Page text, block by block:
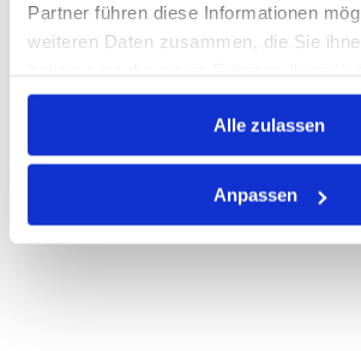
Partner führen diese Informationen
weiteren Daten zusammen, die Sie
gesammelt haben.
Alle zulassen
Anpassen
ALLE SPEZIFIKATIONEN